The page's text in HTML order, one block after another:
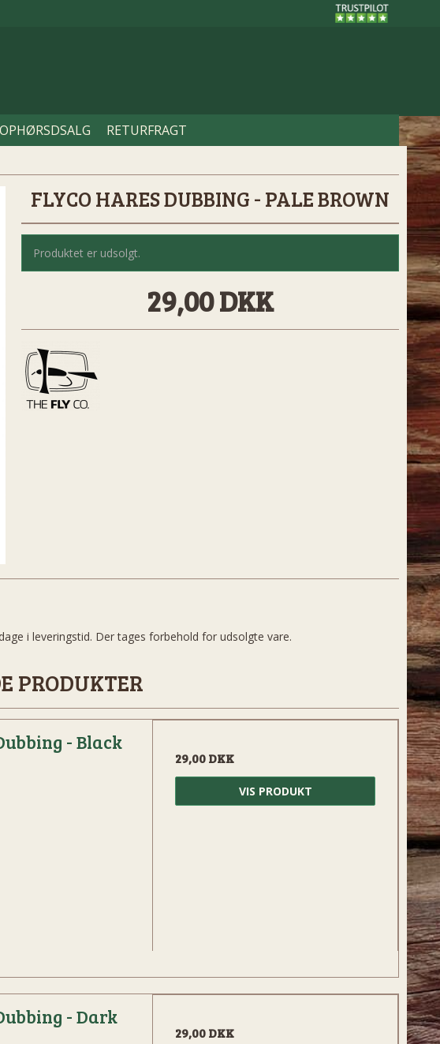
OPHØRSDSALG RETURFRAGT
FLYCO HARES DUBBING - PALE BROWN
Produktet er udsolgt.
29,00 DKK
i leveringstid. Der tages forbehold for udsolgte vare.
PRODUKTER
- Black
29,00 DKK
VIS PRODUKT
- Dark
29,00 DKK